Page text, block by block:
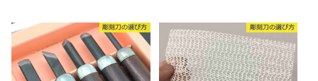
彫刻刀の選び方 彫刻刀の選び方